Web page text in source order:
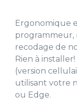
Ergonomique
programmeur,
recodage de
Rien à
(version
utilisant votre
ou Edge.